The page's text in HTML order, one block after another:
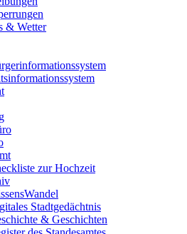
& Wetter
zur Hochzeit
Stadtgedächtnis
& Geschichten